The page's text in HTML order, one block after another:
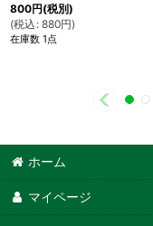
800円(税別)
(税込 : 880円)
在庫数 1点
ホーム
マイページ